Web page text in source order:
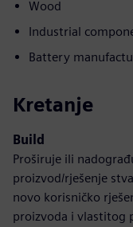
Wood
Industrial
Battery
Kretanje
Build
Proširuje ili
proizvod/rješenje
novo korisničko
proizvoda i vlastitog